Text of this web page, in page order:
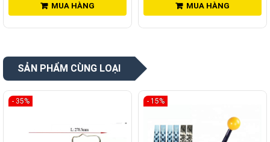
MUA HÀNG MUA HÀNG
SẢN PHẨM CÙNG LOẠI
- 35% - 15%